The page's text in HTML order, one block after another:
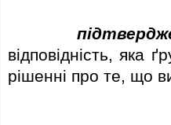
вiдповiднiсть, яка
рiшеннi про те, що